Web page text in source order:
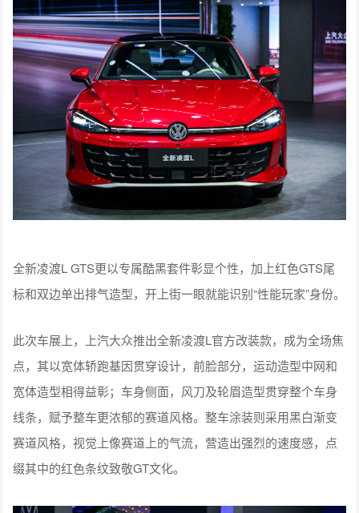
全新凌渡L GTS更以专属酷黑套件彰显个性，加上红色GTS尾
标和双边单出排气造型，开上街一眼就能识别“性能玩家”身份。
此次车展上，上汽大众推出全新凌渡L官方改装款，成为全场焦
点，其以宽体轿跑基因贯穿设计，前脸部分，运动造型中网和
宽体造型相得益彰；车身侧面，风刀及轮眉造型贯穿整个车身
线条，赋予整车更浓郁的赛道风格。整车涂装则采用黑白渐变
赛道风格，视觉上像赛道上的气流，营造出强烈的速度感，点
缀其中的红色条纹致敬GT文化。